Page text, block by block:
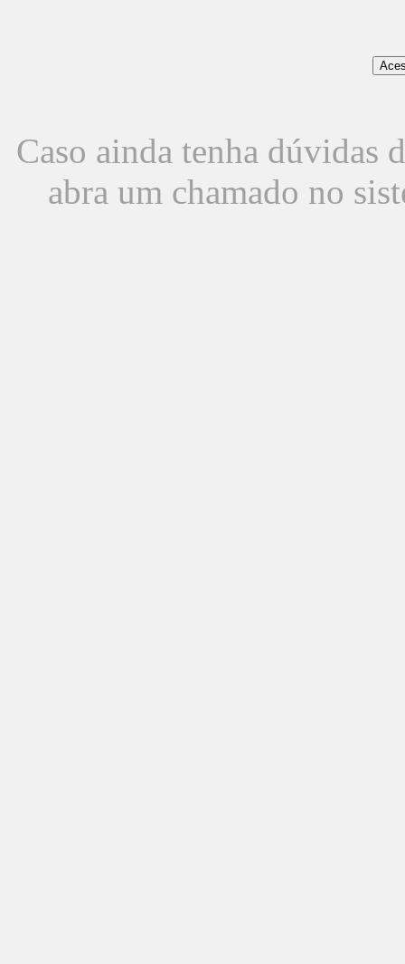
Caso ainda tenha dúvidas
abra um chamado no